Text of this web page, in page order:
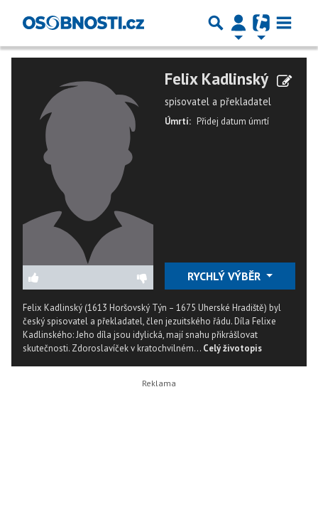
Felix Kadlinský
spisovatel a překladatel
Úmrtí: Přidej datum úmrtí
RYCHLÝ VÝBĚR
Felix Kadlinský (1613 Horšovský Týn – 1675 Uherské Hradiště) byl
český spisovatel a překladatel, člen jezuitského řádu. Díla Felixe
Kadlinského: Jeho díla jsou idylická, mají snahu přikrášlovat
skutečnosti. Zdoroslavíček v kratochvilném... Celý životopis